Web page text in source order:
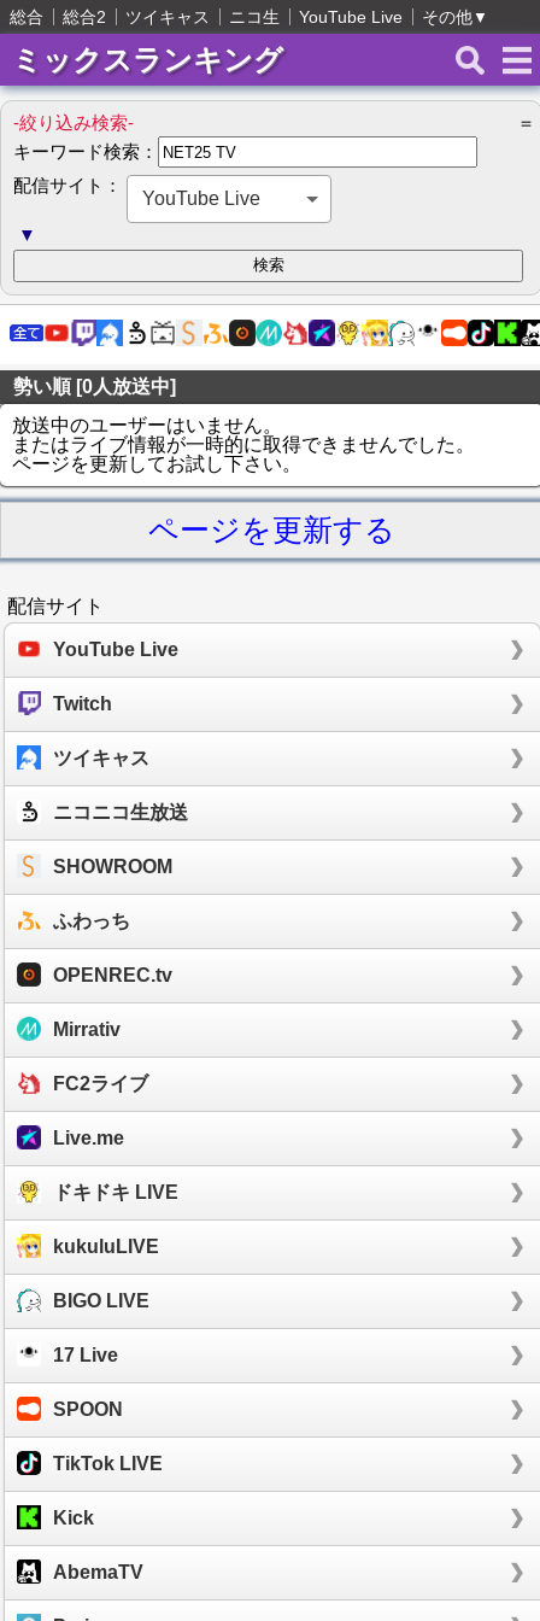
総合 総合2 ツイキャス ニコ生 YouTube Live その他▼
ミックスランキング
-絞り込み検索-
＝
キーワード検索：
配信サイト：
YouTube Live
▼
勢い順 [0人放送中]
放送中のユーザーはいません。
またはライブ情報が一時的に取得できませんでした。
ページを更新してお試し下さい。
ページを更新する
配信サイト
YouTube Live
Twitch
ツイキャス
ニコニコ生放送
SHOWROOM
ふわっち
OPENREC.tv
Mirrativ
FC2ライブ
Live.me
ドキドキ LIVE
kukuluLIVE
BIGO LIVE
17 Live
SPOON
TikTok LIVE
Kick
AbemaTV